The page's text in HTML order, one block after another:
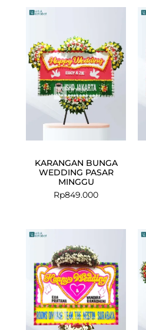
KARANGAN BUNGA
WEDDING PASAR
MINGGU
Rp849.000